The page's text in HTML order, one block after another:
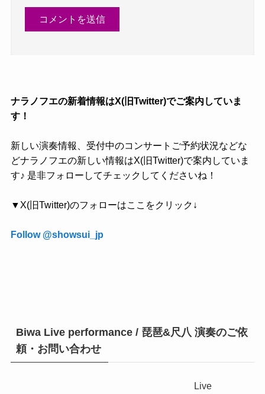
ナラノフエの新着情報はX(旧Twitter)でご案内していま
す！
新しい演奏情報、受付中のコンサートご予約状況などな
どナラノフエの新しい情報はX(旧Twitter)で案内していま
す♪ 是非フォローしてチェックしてくださいね！
▼X(旧Twitter)のフォローはここをクリック↓
Follow @showsui_jp
Biwa Live performance / 琵琶&尺八 演奏のご依
頼・お問い合わせ
Live